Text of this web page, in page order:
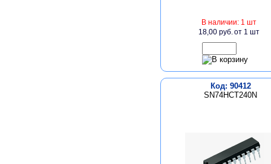
В наличии: 1 шт
18,00 руб.от 1 шт
Код: 90412
SN74HCT240N